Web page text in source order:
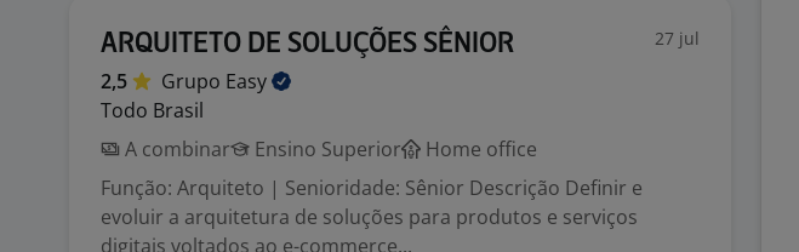
ARQUITETO DE SOLUÇÕES SÊNIOR 27 jul
2,5 Grupo Easy
Todo Brasil
A combinar
Ensino Superior
Home office
Função: Arquiteto | Senioridade: Sênior Descrição Definir e
evoluir a arquitetura de soluções para produtos e serviços
digitais voltados ao e-commerce...